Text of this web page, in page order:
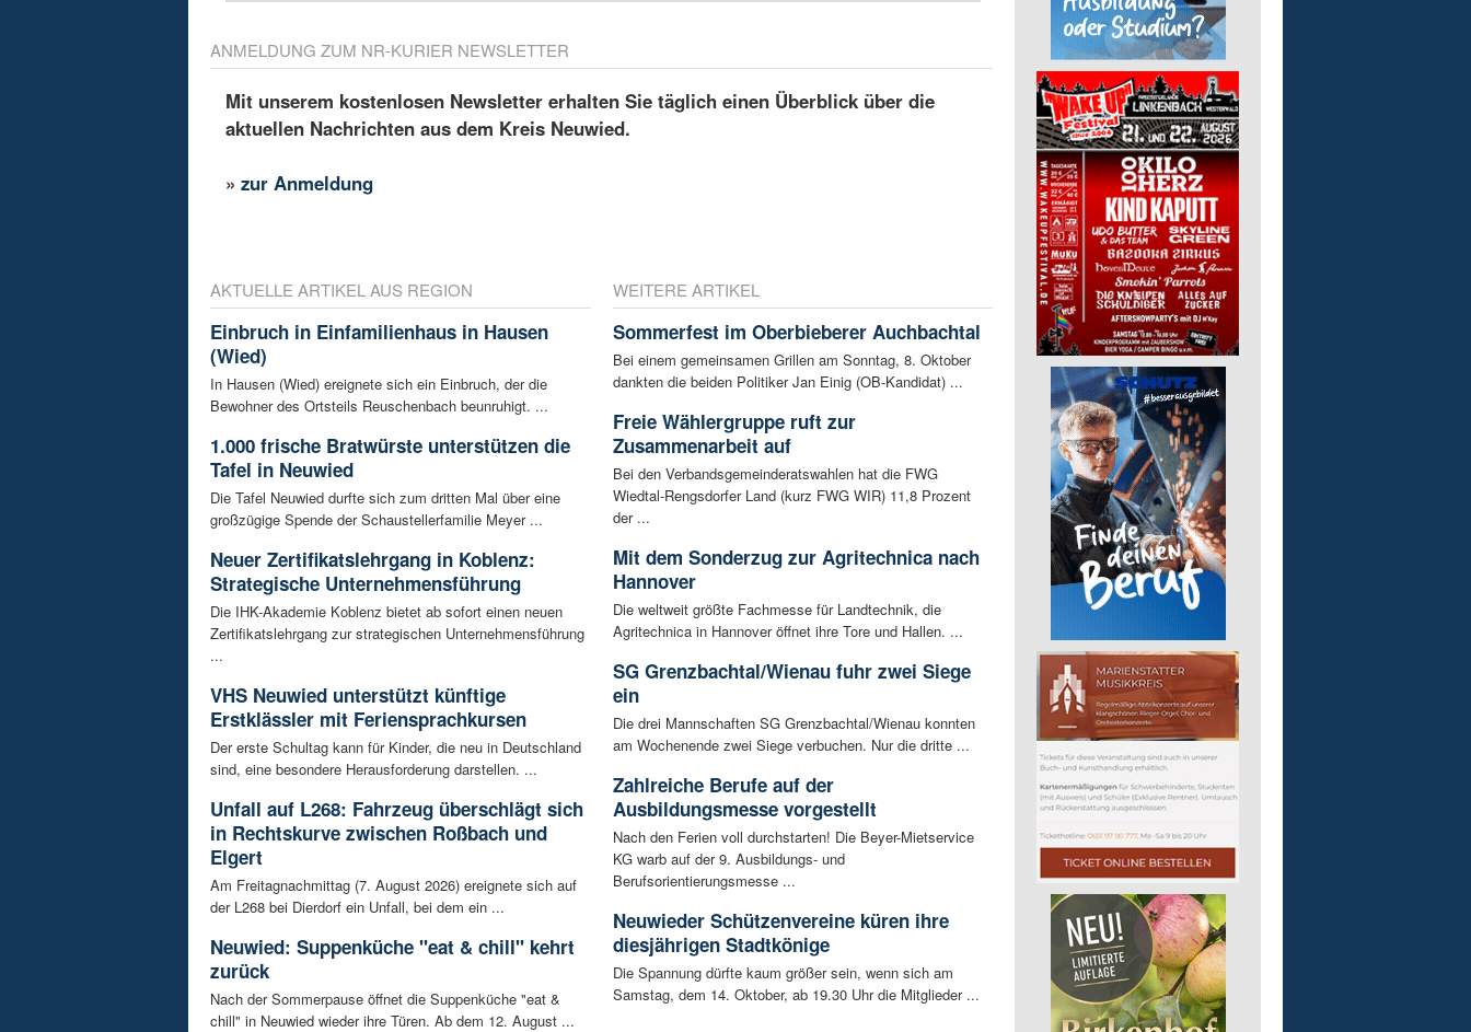
ANMELDUNG ZUM NR-KURIER NEWSLETTER
Mit unserem kostenlosen Newsletter erhalten Sie täglich einen Überblick über die
aktuellen Nachrichten aus dem Kreis Neuwied.
»zur Anmeldung
AKTUELLE ARTIKEL AUS REGION
Einbruch in Einfamilienhaus in Hausen
(Wied)
In Hausen (Wied) ereignete sich ein Einbruch, der die
Bewohner des Ortsteils Reuschenbach beunruhigt. ...
1.000 frische Bratwürste unterstützen die
Tafel in Neuwied
Die Tafel Neuwied durfte sich zum dritten Mal über eine
großzügige Spende der Schaustellerfamilie Meyer ...
Neuer Zertifikatslehrgang in Koblenz:
Strategische Unternehmensführung
Die IHK-Akademie Koblenz bietet ab sofort einen neuen
Zertifikatslehrgang zur strategischen Unternehmensführung
...
VHS Neuwied unterstützt künftige
Erstklässler mit Feriensprachkursen
Der erste Schultag kann für Kinder, die neu in Deutschland
sind, eine besondere Herausforderung darstellen. ...
Unfall auf L268: Fahrzeug überschlägt sich
in Rechtskurve zwischen Roßbach und
Elgert
Am Freitagnachmittag (7. August 2026) ereignete sich auf
der L268 bei Dierdorf ein Unfall, bei dem ein ...
Neuwied: Suppenküche "eat & chill" kehrt
zurück
Nach der Sommerpause öffnet die Suppenküche "eat &
chill" in Neuwied wieder ihre Türen. Ab dem 12. August ...
WEITERE ARTIKEL
Sommerfest im Oberbieberer Auchbachtal
Bei einem gemeinsamen Grillen am Sonntag, 8. Oktober
dankten die beiden Politiker Jan Einig (OB-Kandidat) ...
Freie Wählergruppe ruft zur
Zusammenarbeit auf
Bei den Verbandsgemeinderatswahlen hat die FWG
Wiedtal-Rengsdorfer Land (kurz FWG WIR) 11,8 Prozent
der ...
Mit dem Sonderzug zur Agritechnica nach
Hannover
Die weltweit größte Fachmesse für Landtechnik, die
Agritechnica in Hannover öffnet ihre Tore und Hallen. ...
SG Grenzbachtal/Wienau fuhr zwei Siege
ein
Die drei Mannschaften SG Grenzbachtal/Wienau konnten
am Wochenende zwei Siege verbuchen. Nur die dritte ...
Zahlreiche Berufe auf der
Ausbildungsmesse vorgestellt
Nach den Ferien voll durchstarten! Die Beyer-Mietservice
KG warb auf der 9. Ausbildungs- und
Berufsorientierungsmesse ...
Neuwieder Schützenvereine küren ihre
diesjährigen Stadtkönige
Die Spannung dürfte kaum größer sein, wenn sich am
Samstag, dem 14. Oktober, ab 19.30 Uhr die Mitglieder ...